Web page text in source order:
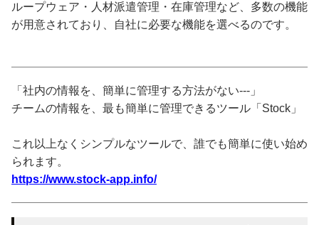
ループウェア・人材派遣管理・在庫管理など、多数の機能
が用意されており、自社に必要な機能を選べるのです。
「社内の情報を、簡単に管理する方法がない---」
チームの情報を、最も簡単に管理できるツール「Stock」
これ以上なくシンプルなツールで、誰でも簡単に使い始め
られます。
https://www.stock-app.info/